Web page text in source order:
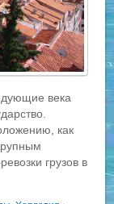
века
как
грузов в